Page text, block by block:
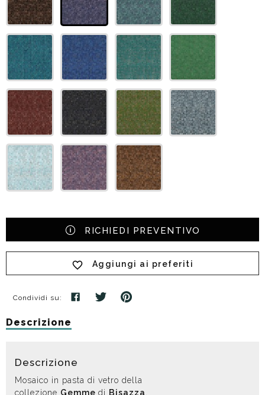
RICHIEDI PREVENTIVO
Aggiungi ai preferiti
Condividi su:
Descrizione
Descrizione
Mosaico in pasta di vetro della
collezione Gemme di Bisazza